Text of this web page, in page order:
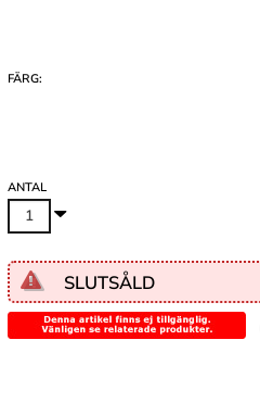
FÄRG:
ANTAL
SLUTSÅLD